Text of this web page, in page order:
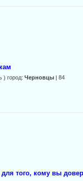
) город: Черновцы| 84
того, кому вы